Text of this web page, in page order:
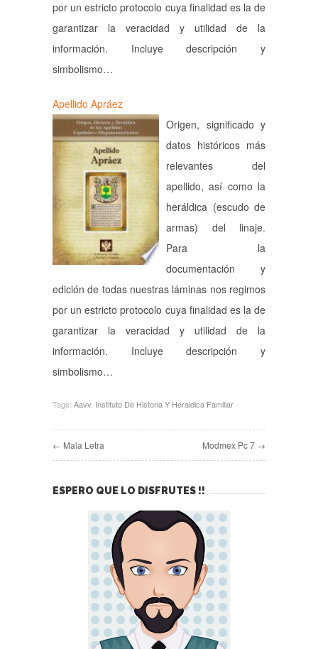
por un estricto protocolo cuya finalidad es la de
garantizar la veracidad y utilidad de la
información. Incluye descripción y
simbolismo…
Apellido Apráez
Origen, significado y
datos históricos más
relevantes del
apellido, así como la
heráldica (escudo de
armas) del linaje.
Para la
documentación y
edición de todas nuestras láminas nos regimos
por un estricto protocolo cuya finalidad es la de
garantizar la veracidad y utilidad de la
información. Incluye descripción y
simbolismo…
Tags: Aavv Instituto De Historia Y Heraldica Familiar
← Mala Letra Modmex Pc 7 →
ESPERO QUE LO DISFRUTES !!